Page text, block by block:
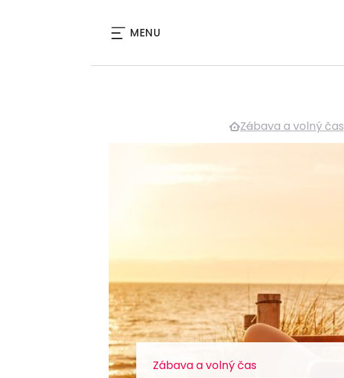
MENU
Zábava a volný čas
Zábava a volný čas